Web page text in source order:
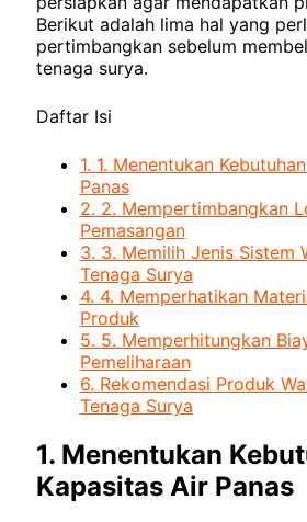
Berikut adalah lima hal yang
pertimbangkan sebelum
tenaga surya.
Daftar Isi
1. 1. Menentukan
Panas
2. 2. Mempertimbangkan
Pemasangan
3. 3. Memilih Jenis Sistem
Tenaga Surya
4. 4. Memperhatikan
Produk
5. 5. Memperhitungkan
Pemeliharaan
6. Rekomendasi Produk
Tenaga Surya
1. Menentukan
Kapasitas Air Panas